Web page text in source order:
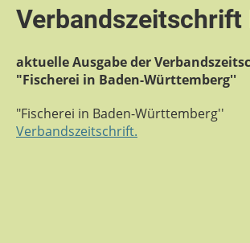
Verbandszeitschrift
aktuelle Ausgabe der
"Fischerei in Baden-Württemberg''
"Fischerei in Baden-Württemberg''
Verbandszeitschrift.